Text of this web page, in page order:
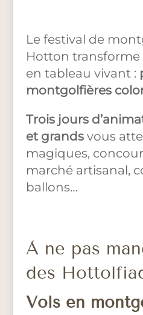
Le festival de
Hotton transforme
en tableau vivant :
montgolfières
Trois jours
et grandsvous
magiques,
marché artisanal,
ballons…
À ne pas
des
Vols en